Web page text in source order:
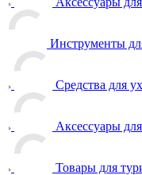
Инструменты
Средства для
Аксессуары
Товары для